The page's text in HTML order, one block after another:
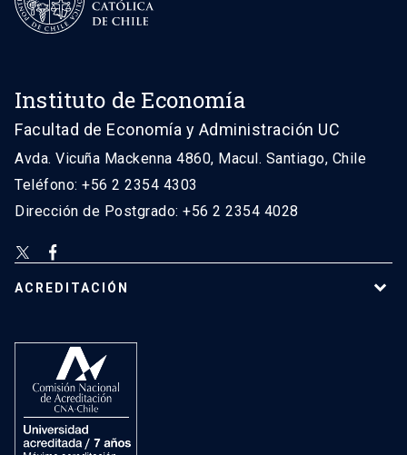
Instituto de Economía
Facultad de Economía y Administración UC
Avda. Vicuña Mackenna 4860, Macul. Santiago, Chile
Teléfono: +56 2 2354 4303
Dirección de Postgrado: +56 2 2354 4028
ACREDITACIÓN